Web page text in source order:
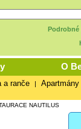
Podrobné
O
a ranče | Apartmány
NAUTILUS